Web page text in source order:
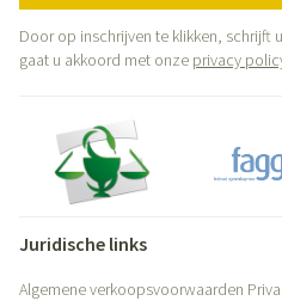
Door op inschrijven te klikken, schrijft
gaat u akkoord met onze privacy
Juridische links
Algemene verkoopsvoorwaarden